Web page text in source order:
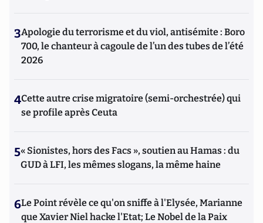
3Apologie du terrorisme et du viol, antisémite : Boro
700, le chanteur à cagoule de l’un des tubes de l’été
2026
4Cette autre crise migratoire (semi-orchestrée) qui
se profile après Ceuta
5« Sionistes, hors des Facs », soutien au Hamas : du
GUD à LFI, les mêmes slogans, la même haine
6Le Point révèle ce qu'on sniffe à l'Elysée, Marianne
que Xavier Niel hacke l'Etat; Le Nobel de la Paix